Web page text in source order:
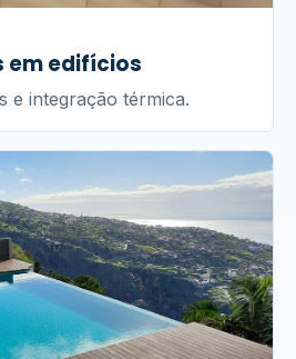
em edifícios
e integração térmica.